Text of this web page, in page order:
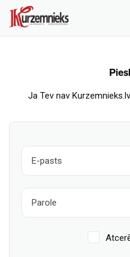
Ja Tev nav